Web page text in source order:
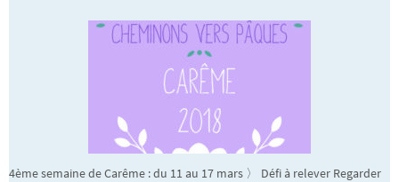
4ème semaine de Carême : du 11 au 17 mars 〉 Défi à relever Regarder